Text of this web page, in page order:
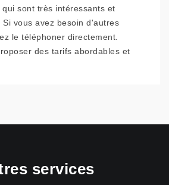
sont très intéressants et
vous avez besoin d'autres
le téléphoner directement.
des tarifs abordables et
services